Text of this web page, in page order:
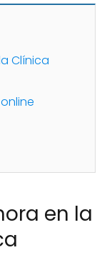
Clínica
en la